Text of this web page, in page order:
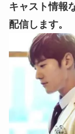
キャスト情報
配信します。